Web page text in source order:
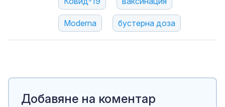
Moderna бустерна доза
Добавяне на коментар